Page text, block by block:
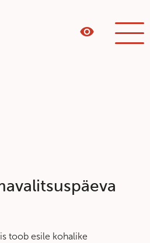
toob esile kohalike